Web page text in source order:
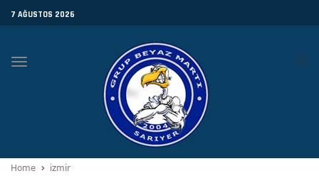
7 AĞUSTOS 2026
Toggle
Home izmir